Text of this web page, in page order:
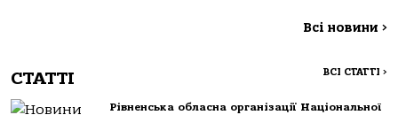
Всі новини >
СТАТТІ ВСІ СТАТТІ >
Рівненська обласна організації Національної